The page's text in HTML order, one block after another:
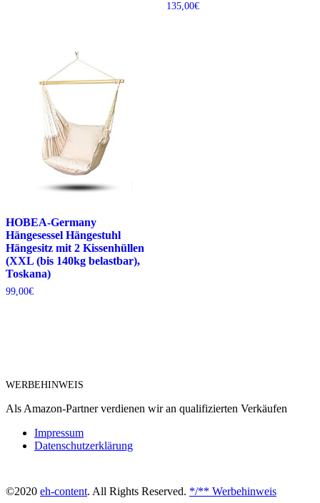
135,00€
HOBEA-Germany
Hängesessel Hängestuhl
Hängesitz mit 2 Kissenhüllen
(XXL (bis 140kg belastbar),
Toskana)
99,00€
WERBEHINWEIS
Als Amazon-Partner verdienen wir an qualifizierten Verkäufen
Impressum
Datenschutzerklärung
©2020 eh-content. All Rights Reserved. */** Werbehinweis